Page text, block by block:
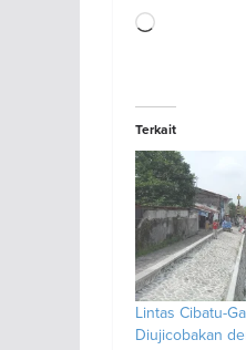
Memuat...
Terkait
Lintas Cibatu-
Diujicobakan